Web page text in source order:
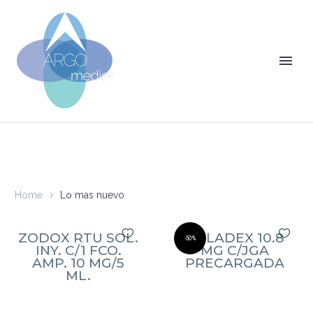
Home Lo mas nuevo
ZODOX RTU SOL.
INY. C/1 FCO.
AMP. 10 MG/5
ML.
-50%
ZOLADEX 10.8
MG C/JGA
PRECARGADA